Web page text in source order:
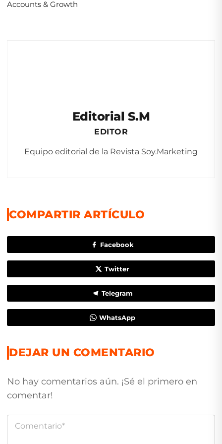
Accounts & Growth
Editorial S.M
EDITOR
Equipo editorial de la Revista Soy.Marketing
COMPARTIR ARTÍCULO
Facebook
Twitter
Telegram
WhatsApp
DEJAR UN COMENTARIO
No hay comentarios aún. ¡Sé el primero en
comentar!